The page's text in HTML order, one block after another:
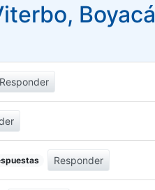
Boyacá
Responder
Responder